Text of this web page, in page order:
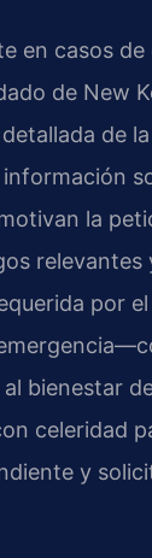
en casos de
de New
de
la
relevantes
por
al bienestar
celeridad
y